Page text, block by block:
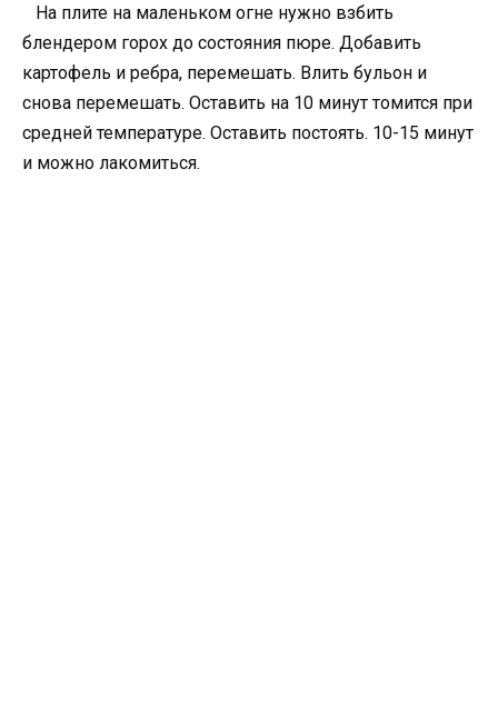
На плите на маленьком огне нужно взбить
блендером горох до состояния пюре. Добавить
картофель и ребра, перемешать. Влить бульон и
снова перемешать. Оставить на 10 минут томится при
средней температуре. Оставить постоять. 10-15 минут
и можно лакомиться.